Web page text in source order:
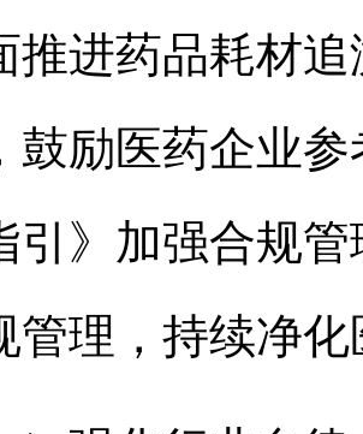
推进药品耗材
鼓励医药企业
引》加强合规
管理，持续净